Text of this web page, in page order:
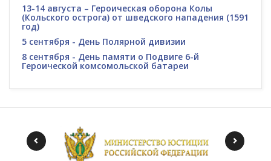
13-14 августа – Героическая оборона Колы
(Кольского острога) от шведского нападения (1591
год)
5 сентября - День Полярной дивизии
8 сентября - День памяти о Подвиге 6-й
Героической комсомольской батареи